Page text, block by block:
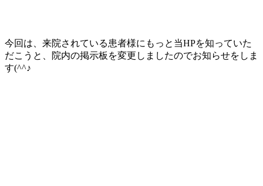
今回は、来院されている患者様にもっと当HPを知っていた
だこうと、院内の掲示板を変更しましたのでお知らせをしま
す(^^♪